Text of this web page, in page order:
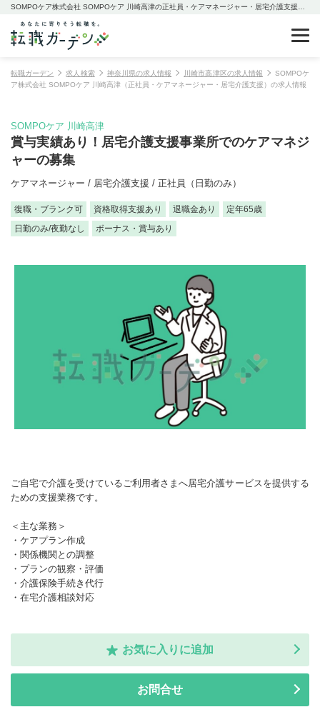
転職ガーデン 求人検索 神奈川県の求人情報 川崎市高津区の求人情報
SOMPOケ
ア株式会社 SOMPOケア 川崎高津（正社員・ケアマネージャー・居宅介護支援）の求人情報
SOMPOケア 川崎高津
賞与実績あり！居宅介護支援事業所でのケアマネジ
ャーの募集
ケアマネージャー / 居宅介護支援 / 正社員（日勤のみ）
復職・ブランク可 資格取得支援あり 退職金あり
定年65歳
日勤のみ/夜勤なし
ボーナス・賞与あり
ご自宅で介護を受けているご利用者さまへ居宅介護サービスを提供する
ための支援業務です。
＜主な業務＞
・ケアプラン作成
・関係機関との調整
・プランの観察・評価
・介護保険手続き代行
・在宅介護相談対応
お気に入りに追加
お問合せ